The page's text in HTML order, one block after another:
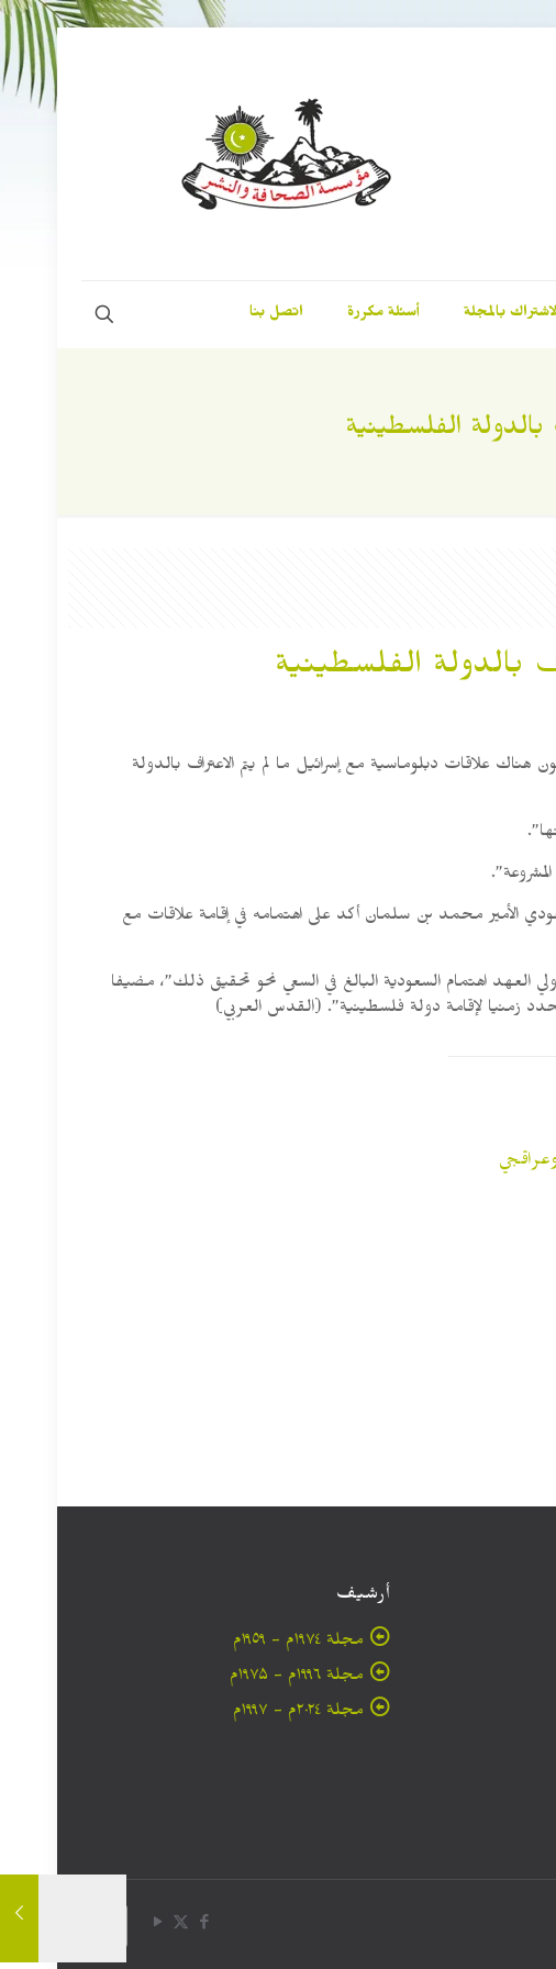
بالمجلة أسئلة مكررة اتصل بنا
الفلسطينية
بالدولة الفلسطينية
هناك علاقات دبلوماسية مع إسرائيل ما لم يتم الاعتراف بالدولة
الأمير محمد بن سلمان أكد على اهتمامه في إقامة علاقات مع
العهد اهتمام السعودية البالغ في السعي نحو تحقيق ذلك”، مضيفا
زمنيا لإقامة دولة فلسطينية”. (القدس العربي)
أرشيف
مجلة ۱۹۷٤م - ١٩٥٩م
مجلة ۱۹۹٦م - ۱۹۷۵م
مجلة ۲۰۲٤م - ۱۹۹۷م